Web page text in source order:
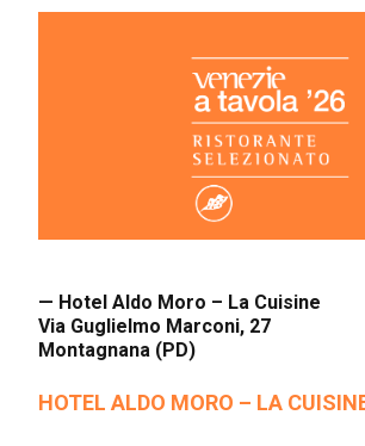
— Hotel Aldo Moro – La Cuisine
Via Guglielmo Marconi, 27
Montagnana (PD)
HOTEL ALDO MORO – LA